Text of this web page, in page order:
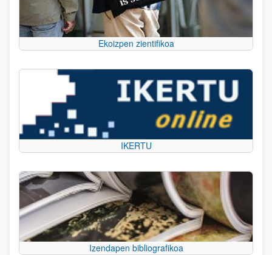
Ekoizpen zientifikoa
IKERTU
Izendapen bibliografikoa